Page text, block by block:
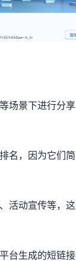
场景下进行分
名，因为它们
活动宣传等，
台生成的短链